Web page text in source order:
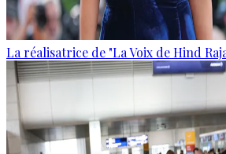
La réalisatrice de "La Voix de Hind